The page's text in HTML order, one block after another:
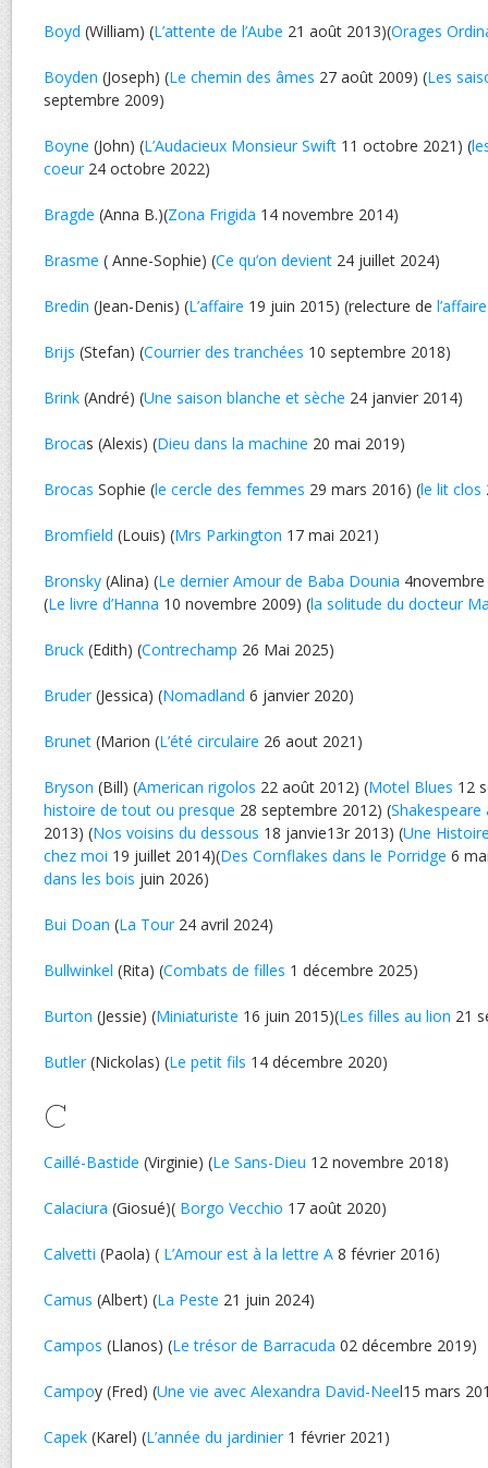
Boyd (William) (L’attente de l’Aube 21 août 2013)(Orages
Boyden (Joseph) (Le chemin des âmes 27 août 2009) (Les
septembre 2009)
Boyne (John) (L’Audacieux Monsieur Swift 11 octobre 2021) (
coeur24 octobre 2022)
Bragde (Anna B.)(Zona Frigida 14 novembre 2014)
Brasme ( Anne-Sophie) (Ce qu’on devient 24 juillet 2024)
Bredin (Jean-Denis) (L’affaire 19 juin 2015) (relecture de l’affaire
Brijs (Stefan) (Courrier des tranchées 10 septembre 2018)
Brink (André) (Une saison blanche et sèche 24 janvier 2014)
Brocas (Alexis) (Dieu dans la machine 20 mai 2019)
Brocas Sophie (le cercle des femmes 29 mars 2016) (le lit clos
Bromfield (Louis) (Mrs Parkington 17 mai 2021)
Bronsky (Alina) (Le dernier Amour de Baba Dounia
(Le livre d’Hanna 10 novembre 2009) (la solitude du docteur
Bruck (Edith) (Contrechamp 26 Mai 2025)
Bruder(Jessica) (Nomadland 6 janvier 2020)
Brunet (Marion (L’été circulaire 26 aout 2021)
Bryson (Bill) (American rigolos 22 août 2012) (Motel Blues 12
histoire de tout ou presque 28 septembre 2012) (
2013) (Nos voisins du dessous 18 janvie13r 2013) (Une
chez moi 19 juillet 2014)(Des Cornflakes dans le Porridge 6
dans les bois juin 2026)
Bui Doan (La Tour24 avril 2024)
Bullwinkel (Rita) (Combats de filles 1 décembre 2025)
Burton (Jessie) (Miniaturiste 16 juin 2015)(Les filles au lion 21
Butler(Nickolas) (Le petit fils 14 décembre 2020)
C
Caillé-Bastide (Virginie) (Le Sans-Dieu 12 novembre 2018)
Calaciura (Giosué)( Borgo Vecchio 17 août 2020)
Calvetti (Paola) ( L’Amour est à la lettre A 8 février 2016)
Camus (Albert) (La Peste 21 juin 2024)
Campos (Llanos) (Le trésor de Barracuda 02 décembre 2019)
Campoy (Fred) (Une vie avec Alexandra David-Neel15 mars
Capek (Karel) (L’année du jardinier1 février 2021)